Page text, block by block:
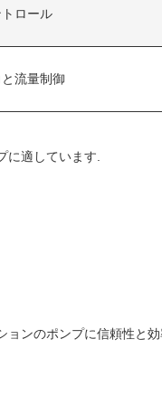
トロール
流量制御
に適しています.
ョンのポンプに信頼性と